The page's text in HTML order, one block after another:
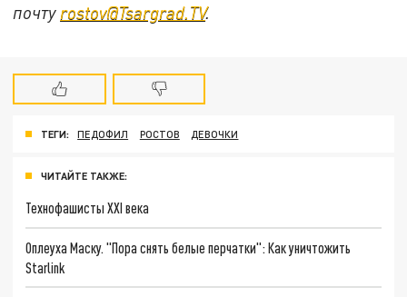
почту rostov@Tsargrad.ТV.
ТЕГИ: ПЕДОФИЛ РОСТОВ ДЕВОЧКИ
ЧИТАЙТЕ ТАКЖЕ:
Технофашисты XXI века
Оплеуха Маску. "Пора снять белые перчатки": Как уничтожить
Starlink